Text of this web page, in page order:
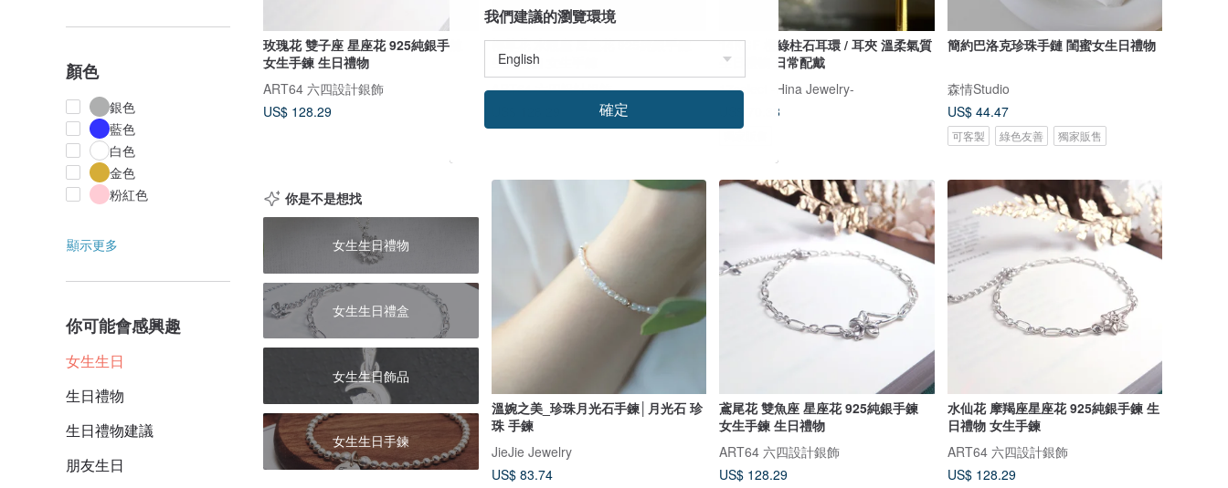
顏色
銀色
藍色
白色
金色
粉紅色
顯示更多
你可能會感興趣
女生生日
生日禮物
生日禮物建議
朋友生日
玫瑰花 雙子座 星座花 925純銀手鍊
女生手鍊 生日禮物
ART64 六四設計銀飾
US$ 128.29
櫻草花 水瓶座 星座花 925純銀手鍊
生日禮物 女生手鍊
ART64 六四設計銀飾
14KGF 橙綠柱石耳環 / 耳夾 溫柔氣質
生日禮物 日常配戴
17select -Hina Jewelry-
US$ 70.38
簡約巴洛克珍珠手鏈 閨蜜女生日禮物
森情Studio
US$ 44.47
可客製 綠色友善 獨家販售
你是不是想找
女生生日禮物
女生生日禮盒
女生生日飾品
女生生日手鍊
溫婉之美_珍珠月光石手鍊│月光石 珍
珠 手鍊
JieJie Jewelry
US$ 83.74
鳶尾花 雙魚座 星座花 925純銀手鍊
女生手鍊 生日禮物
ART64 六四設計銀飾
US$ 128.29
水仙花 摩羯座星座花 925純銀手鍊 生
日禮物 女生手鍊
ART64 六四設計銀飾
US$ 128.29
我們建議的瀏覽環境
確定